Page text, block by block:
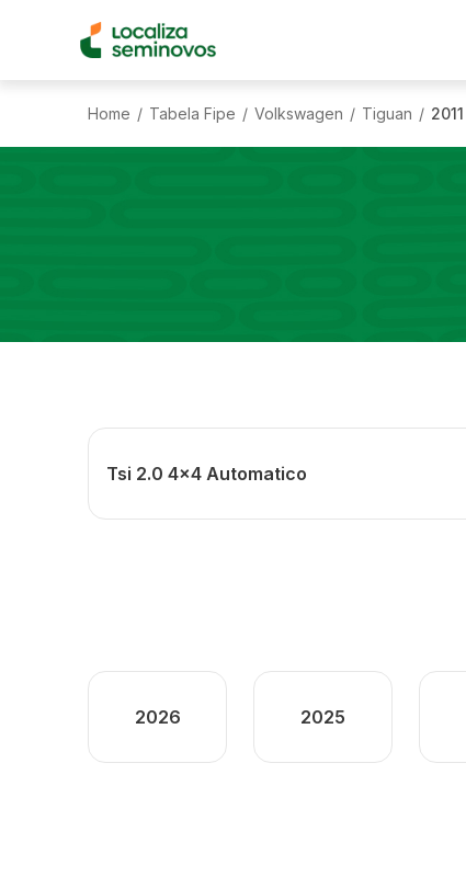
Home / Tabela Fipe / Volkswagen / Tiguan / 2011
Tsi 2.0 4x4 Automatico
2026 2025